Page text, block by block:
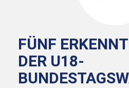
FÜNF
DER U18-